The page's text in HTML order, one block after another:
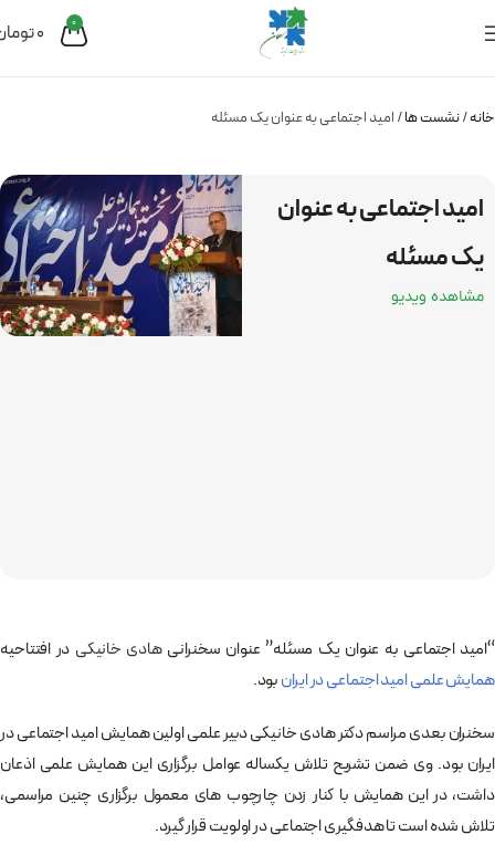
0
0
خانه نشست ها امید اجتماعی به عنوان یک مسئله
امید اجتماعی به عنوان
یک مسئله
مشاهده ویدیو
“امید اجتماعی به عنوان یک مسئله” عنوان سخنرانی هادی خانیکی در افتتاحیه
همایش علمی امید اجتماعی در ایرانبود.
سخنران بعدی مراسم دکتر هادی خانیکی دبیر علمی اولین همایش امید اجتماعی در
ایران بود. وی ضمن تشریح تلاش یکساله عوامل برگزاری این همایش علمی اذعان
داشت، در این همایش با کنار زدن چارچوب های معمول برگزاری چنین مراسمی،
تلاش شده است تا هدفگیری اجتماعی در اولویت قرار گیرد.